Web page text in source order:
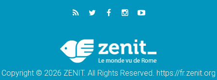
04.08.2026
Léon XIV invite les Chevaliers de Colomb à
Au Nigéria, attaques d'église, meurtre et
enlèvements de religieux suscitent l'émotion
Copyright © 2026 ZENIT. All Rights Reserved. https://fr.zenit.org